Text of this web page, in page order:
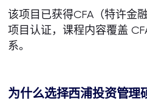
该项目已获得CFA（特许金
项目认证，课程内容覆盖
系。
为什么选择西浦投资管理